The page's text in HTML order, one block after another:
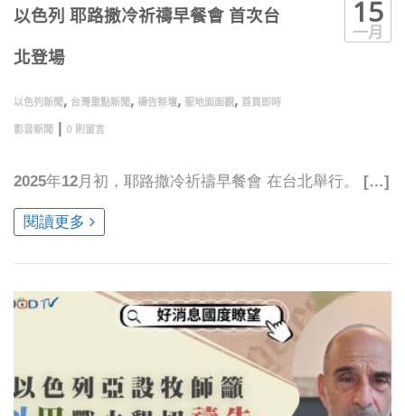
以色列 耶路撒冷祈禱早餐會 首次台
北登場
以色列新聞 , 台灣重點新聞 , 禱告祭壇, 聖地面面觀, 首頁即時
影音新聞 | 0 則留言
15
一月
2025年12月初，耶路撒冷祈禱早餐會 在台北舉行。 […]
閱讀更多